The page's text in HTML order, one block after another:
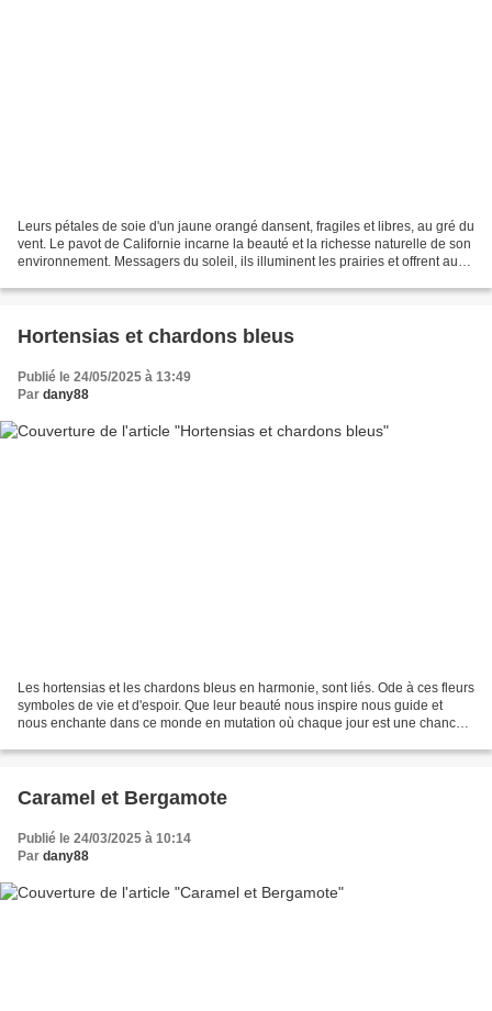
Leurs pétales de soie d'un jaune orangé dansent, fragiles et libres, au gré du
vent. Le pavot de Californie incarne la beauté et la richesse naturelle de son
environnement. Messagers du soleil, ils illuminent les prairies et offrent aux
Hortensias et chardons bleus
Publié le 24/05/2025 à 13:49
Par dany88
Les hortensias et les chardons bleus en harmonie, sont liés. Ode à ces fleurs
symboles de vie et d'espoir. Que leur beauté nous inspire nous guide et
nous enchante dans ce monde en mutation où chaque jour est une chance.
Caramel et Bergamote
Publié le 24/03/2025 à 10:14
Par dany88